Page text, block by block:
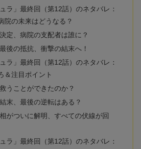
ラ」最終回（第12話）のネタバレ：
の未来はどうなる？
定、病院の支配者は誰に？
後の抵抗、衝撃の結末へ！
ラ」最終回（第12話）のネタバレ：
＆注目ポイント
うことができたのか？
末、最後の逆転はある？
がついに解明、すべての伏線が回
ラ」最終回（第12話）のネタバレ：